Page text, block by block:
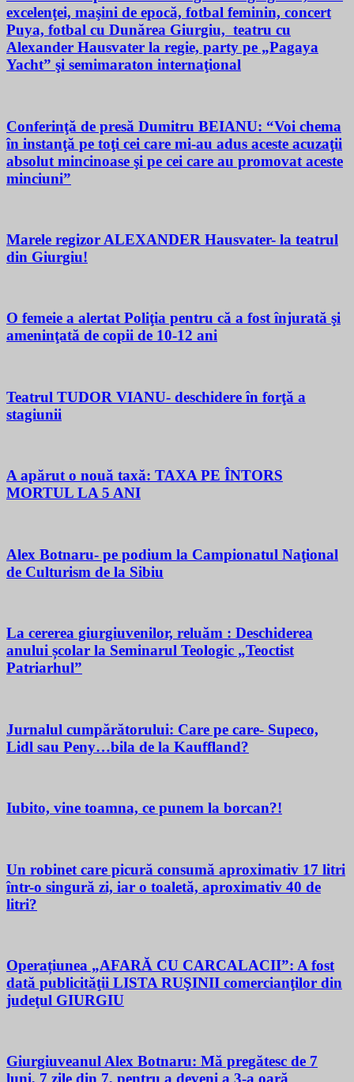
excelenţei, maşini de epocă, fotbal feminin, concert
Puya, fotbal cu Dunărea Giurgiu, teatru cu
Alexander Hausvater la regie, party pe „Pagaya
Yacht” şi semimaraton internaţional
Conferinţă de presă Dumitru BEIANU: “Voi chema
în instanţă pe toţi cei care mi-au adus aceste acuzaţii
absolut mincinoase şi pe cei care au promovat aceste
minciuni”
Marele regizor ALEXANDER Hausvater- la teatrul
din Giurgiu!
O femeie a alertat Poliţia pentru că a fost înjurată şi
ameninţată de copii de 10-12 ani
Teatrul TUDOR VIANU- deschidere în forţă a
stagiunii
A apărut o nouă taxă: TAXA PE ÎNTORS
MORTUL LA 5 ANI
Alex Botnaru- pe podium la Campionatul Naţional
de Culturism de la Sibiu
La cererea giurgiuvenilor, reluăm : Deschiderea
anului școlar la Seminarul Teologic „Teoctist
Patriarhul”
Jurnalul cumpărătorului: Care pe care- Supeco,
Lidl sau Peny…bila de la Kauffland?
Iubito, vine toamna, ce punem la borcan?!
Un robinet care picură consumă aproximativ 17 litri
într-o singură zi, iar o toaletă, aproximativ 40 de
litri?
Operațiunea „AFARĂ CU CARCALACII”: A fost
dată publicităţii LISTA RUŞINII comercianţilor din
judeţul GIURGIU
Giurgiuveanul Alex Botnaru: Mă pregătesc de 7